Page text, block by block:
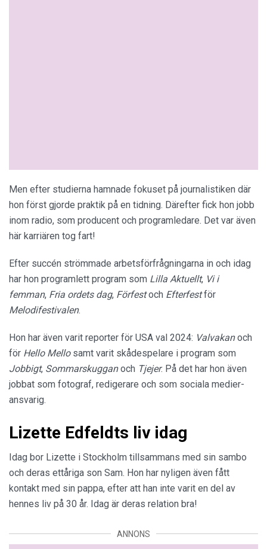
Men efter studierna hamnade fokuset på journalistiken där
hon först gjorde praktik på en tidning. Därefter fick hon jobb
inom radio, som producent och programledare. Det var även
här karriären tog fart!
Efter succén strömmade arbetsförfrågningarna in och idag
har hon programlett program som Lilla Aktuellt, Vi i
femman, Fria ordets dag, Förfestoch Efterfestför
Melodifestivalen.
Hon har även varit reporter för USA val 2024: Valvakanoch
för Hello Mello samt varit skådespelare i program som
Jobbigt, Sommarskugganoch Tjejer. På det har hon även
jobbat som fotograf, redigerare och som sociala medier-
ansvarig.
Lizette Edfeldts liv idag
Idag bor Lizette i Stockholm tillsammans med sin sambo
och deras ettåriga son Sam. Hon har nyligen även fått
kontakt med sin pappa, efter att han inte varit en del av
hennes liv på 30 år. Idag är deras relation bra!
ANNONS